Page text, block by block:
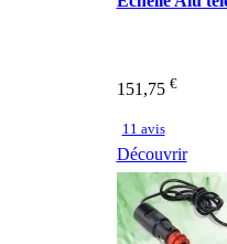
151,75 €
11 avis
Découvrir